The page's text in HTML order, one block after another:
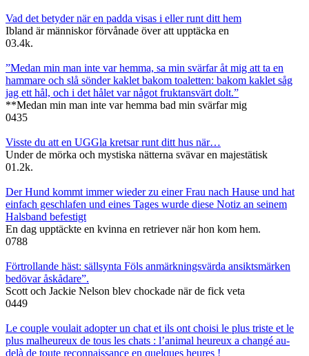
Vad det betyder när en padda visas i eller runt ditt hem
Ibland är människor förvånade över att upptäcka en
03.4k.
”Medan min man inte var hemma, sa min svärfar åt mig att ta en
hammare och slå sönder kaklet bakom toaletten: bakom kaklet såg
jag ett hål, och i det hålet var något fruktansvärt dolt.”
**Medan min man inte var hemma bad min svärfar mig
0435
Visste du att en UGGla kretsar runt ditt hus när…
Under de mörka och mystiska nätterna svävar en majestätisk
01.2k.
Der Hund kommt immer wieder zu einer Frau nach Hause und hat
einfach geschlafen und eines Tages wurde diese Notiz an seinem
Halsband befestigt
En dag upptäckte en kvinna en retriever när hon kom hem.
0788
Förtrollande häst: sällsynta Föls anmärkningsvärda ansiktsmärken
bedövar åskådare”.
Scott och Jackie Nelson blev chockade när de fick veta
0449
Le couple voulait adopter un chat et ils ont choisi le plus triste et le
plus malheureux de tous les chats : l’animal heureux a changé au-
delà de toute reconnaissance en quelques heures !